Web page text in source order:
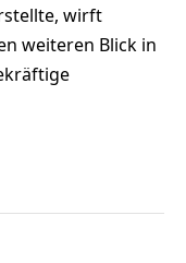
wirft
weiteren Blick in